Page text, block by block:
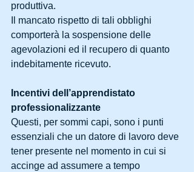
produttiva.
Il mancato rispetto di tali obblighi
comporterà la sospensione delle
agevolazioni ed il recupero di quanto
indebitamente ricevuto.
Incentivi dell’apprendistato
professionalizzante
Questi, per sommi capi, sono i punti
essenziali che un datore di lavoro deve
tener presente nel momento in cui si
accinge ad assumere a tempo